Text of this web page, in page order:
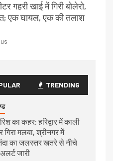
गहरी खाई में गिरी बोलेरो,
एक घायल, एक की तलाश
TRENDING
का कहर: हरिद्वार में काली
गिरा मलबा, श्रीनगर में
का जलस्तर खतरे से नीचे
जारी